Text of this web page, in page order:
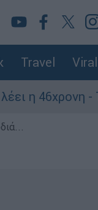
Travel Viral
- Τι